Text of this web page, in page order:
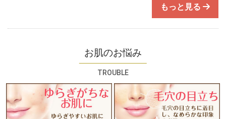
もっと見る
お肌のお悩み
TROUBLE